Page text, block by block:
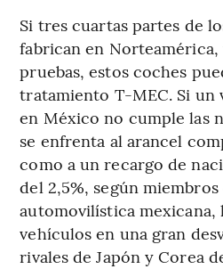
Si tres cuartas partes de
fabrican en
pruebas, estos coches
tratamiento T-MEC. Si un
en México no cumple las
se enfrenta al arancel
como a un recargo de
del 2,5%, según
automovilística mexicana,
vehículos en una gran
rivales de Japón y Corea